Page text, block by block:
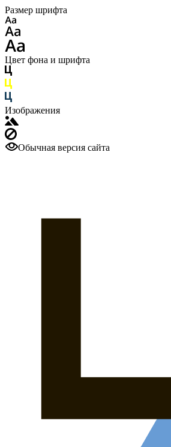
Размер шрифта
Цвет фона и шрифта
Изображения
Обычная версия сайта